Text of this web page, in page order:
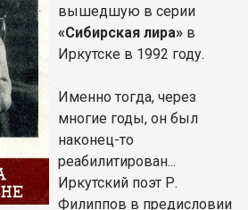
вышедшую в серии
«Сибирская лира» в
Иркутске в 1992 году.
Именно тогда, через
многие годы, он был
наконец-то
реабилитирован...
Иркутский поэт Р.
Филиппов в предисловии